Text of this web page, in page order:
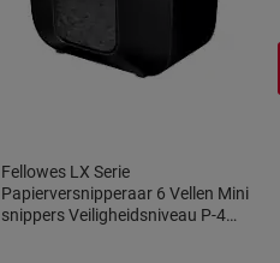
Fellowes LX Serie
Papierversnipperaar 6 Vellen Mini
snippers Veiligheidsniveau P-4